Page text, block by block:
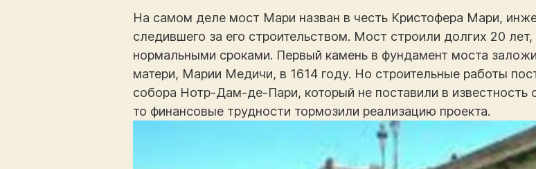
На самом деле мост Мари назван в честь Кристофера Мари,
следившего за его строительством. Мост строили долгих 20
нормальными сроками. Первый камень в фундамент моста
матери, Марии Медичи, в 1614 году. Но строительные работы
собора Нотр-Дам-де-Пари, который не поставили в известность
то финансовые трудности тормозили реализацию проекта.